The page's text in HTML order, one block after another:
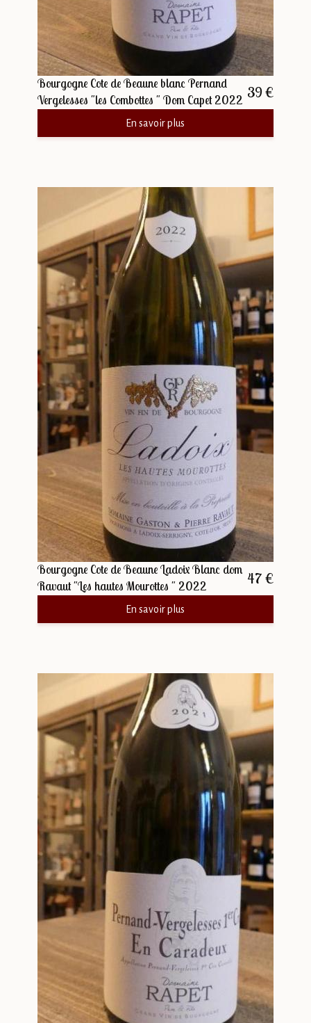
Bourgogne Cote de Beaune blanc Pernand
Vergelesses "les Combottes " Dom Capet 2022 39 €
En savoir plus
Bourgogne Cote de Beaune Ladoix Blanc dom
Ravaut "Les hautes Mourottes " 2022
47 €
En savoir plus